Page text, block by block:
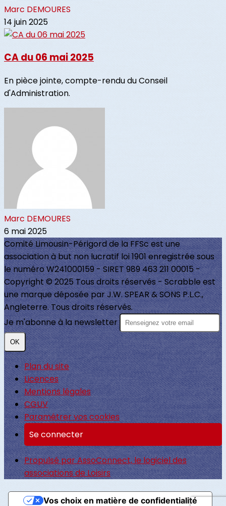
Marc DEMOURES
14 juin 2025
CA du 06 mai 2025
En pièce jointe, compte-rendu du Conseil
d'Administration.
Marc DEMOURES
6 mai 2025
Comité Limousin-Périgord de la FFSc est une
association à but non lucratif loi 1901 enregistrée sous
le numéro W241000159 - SIRET 989 463 211 00015 -
Copyright © 2025 Tous droits réservés - Scrabble est
une marque déposée par J.W. SPEAR & SONS P.L.C.,
Angleterre. Tous droits réservés.
Je m'abonne à la newsletter
OK
Plan du site
Licences
Mentions légales
CGUV
Paramétrer vos cookies
Se connecter
Propulsé par AssoConnect, le logiciel des
associations de Loisirs
Vos choix en matière de confidentialité